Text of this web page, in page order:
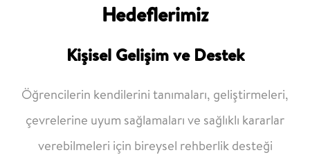
Hedeflerimiz
Kişisel Gelişim ve Destek
Öğrencilerin kendilerini tanımaları, geliştirmeleri,
çevrelerine uyum sağlamaları ve sağlıklı kararlar
verebilmeleri için bireysel rehberlik desteği